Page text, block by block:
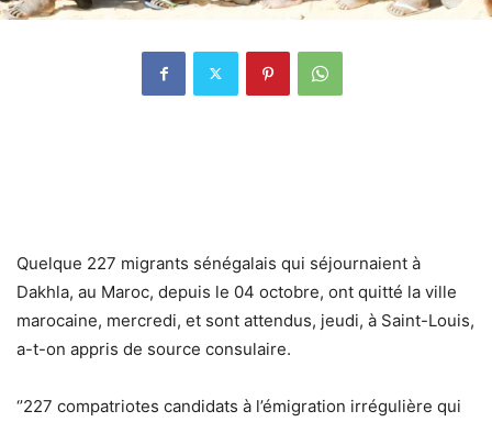
Quelque 227 migrants sénégalais qui séjournaient à
Dakhla, au Maroc, depuis le 04 octobre, ont quitté la ville
marocaine, mercredi, et sont attendus, jeudi, à Saint-Louis,
a-t-on appris de source consulaire.
‘’227 compatriotes candidats à l’émigration irrégulière qui